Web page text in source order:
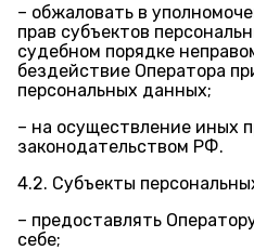
– обжаловать в
прав субъектов
судебном порядке
бездействие Оператора
персональных данных;
– на осуществление иных
законодательством РФ.
4.2. Субъекты
– предоставлять
себе;